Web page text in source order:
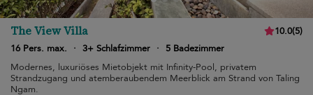
The View Villa 10.0(5)
16 Pers. max.
· 3+ Schlafzimmer ·
5 Badezimmer
Modernes, luxuriöses Mietobjekt mit Infinity-Pool, privatem
Strandzugang und atemberaubendem Meerblick am Strand von Taling
Ngam.